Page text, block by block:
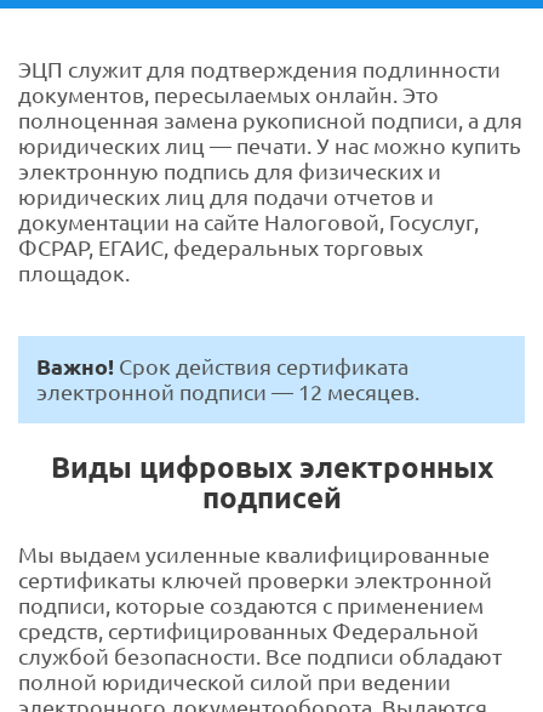
ЭЦП служит для подтверждения подлинности
документов, пересылаемых онлайн. Это
полноценная замена рукописной подписи, а для
юридических лиц — печати. У нас можно купить
электронную подпись для физических и
юридических лиц для подачи отчетов и
документации на сайте Налоговой, Госуслуг,
ФСРАР, ЕГАИС, федеральных торговых
площадок.
Важно! Срок действия сертификата
электронной подписи — 12 месяцев.
Виды цифровых электронных
подписей
Мы выдаем усиленные квалифицированные
сертификаты ключей проверки электронной
подписи, которые создаются с применением
средств, сертифицированных Федеральной
службой безопасности. Все подписи обладают
полной юридической силой при ведении
электронного документооборота. Выдаются